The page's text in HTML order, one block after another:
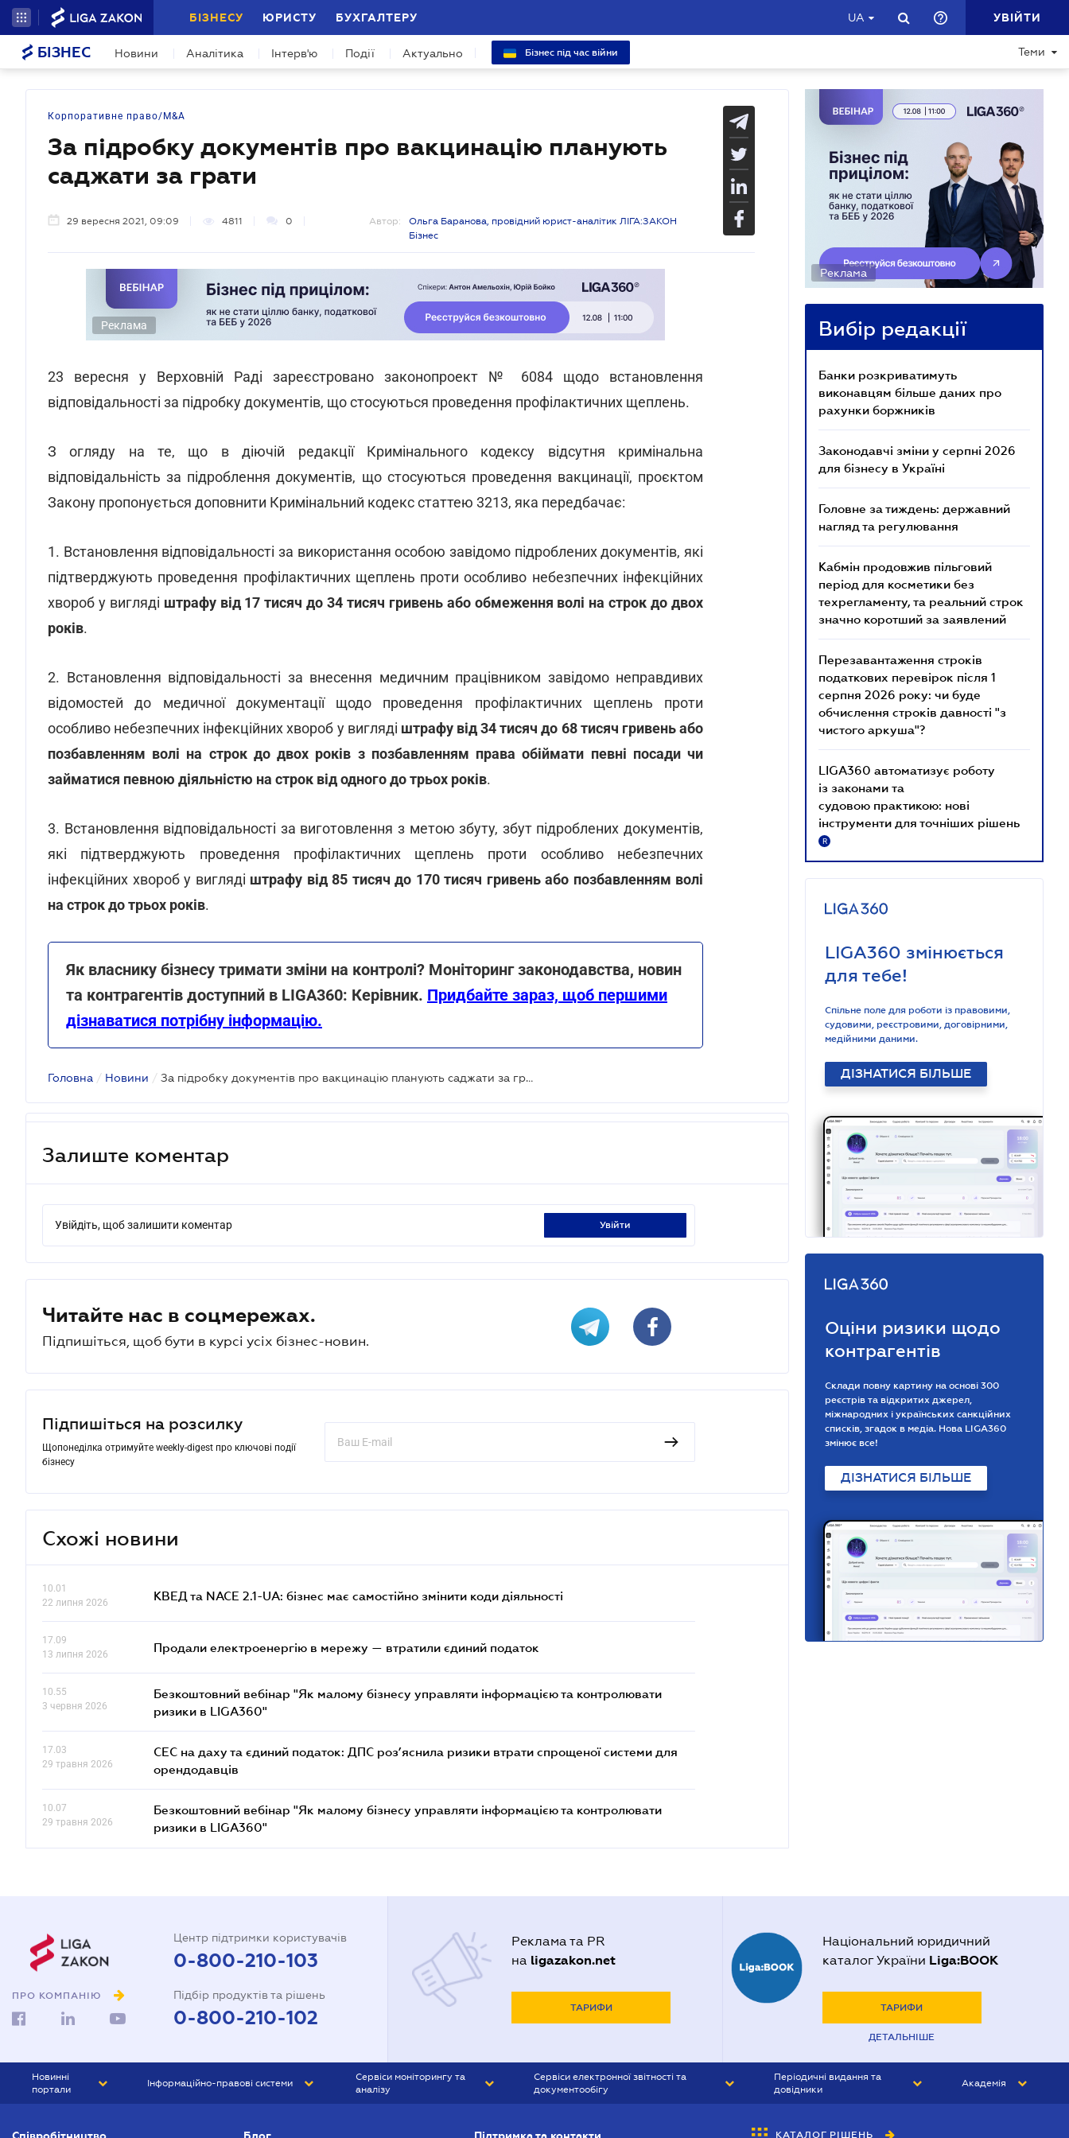
БІЗНЕСУ ЮРИСТУ БУХГАЛТЕРУ UA УВІЙТИ
БІЗНЕС Новини Аналітика Інтерв'ю Події Актуально Бізнес під час війни Теми
Корпоративне право/M&A
За підробку документів про вакцинацію планують
саджати за грати
29 вересня 2021, 09:09 4811 0 Автор:
Ольга Баранова, провідний юрист-аналітик ЛІГА:ЗАКОН
Бізнес
Реклама
23 вересня у Верховній Раді зареєстровано законопроект № 6084 щодо встановлення
відповідальності за підробку документів, що стосуються проведення профілактичних щеплень.
З огляду на те, що в діючій редакції Кримінального кодексу відсутня кримінальна
відповідальність за підроблення документів, що стосуються проведення вакцинації, проєктом
Закону пропонується доповнити Кримінальний кодекс статтею 3213, яка передбачає:
1. Встановлення відповідальності за використання особою завідомо підроблених документів, які
підтверджують проведення профілактичних щеплень проти особливо небезпечних інфекційних
хвороб у вигляді штрафу від 17 тисяч до 34 тисяч гривень або обмеження волі на строк до двох
років.
2. Встановлення відповідальності за внесення медичним працівником завідомо неправдивих
відомостей до медичної документації щодо проведення профілактичних щеплень проти
особливо небезпечних інфекційних хвороб у вигляді штрафу від 34 тисяч до 68 тисяч гривень або
позбавленням волі на строк до двох років з позбавленням права обіймати певні посади чи
займатися певною діяльністю на строк від одного до трьох років.
3. Встановлення відповідальності за виготовлення з метою збуту, збут підроблених документів,
які підтверджують проведення профілактичних щеплень проти особливо небезпечних
інфекційних хвороб у вигляді штрафу від 85 тисяч до 170 тисяч гривень або позбавленням волі
на строк до трьох років.
Як власнику бізнесу тримати зміни на контролі? Моніторинг законодавства, новин
та контрагентів доступний в LIGA360: Керівник. Придбайте зараз, щоб першими
дізнаватися потрібну інформацію.
Головна / Новини / За підробку документів про вакцинацію планують саджати за грати
Залиште коментар
Увійдіть, щоб залишити коментар увійти
Читайте нас в соцмережах.
Підпишіться, щоб бути в курсі усіх бізнес-новин.
Підпишіться на розсилку
Щопонеділка отримуйте weekly-digest про ключові події
бізнесу
Схожі новини
10.01
22 липня 2026
КВЕД та NACE 2.1-UA: бізнес має самостійно змінити коди діяльності
17.09
13 липня 2026
Продали електроенергію в мережу — втратили єдиний податок
10.55
3 червня 2026
Безкоштовний вебінар "Як малому бізнесу управляти інформацією та контролювати
ризики в LIGA360"
17.03
29 травня 2026
СЕС на даху та єдиний податок: ДПС роз’яснила ризики втрати спрощеної системи для
орендодавців
10.07
29 травня 2026
Безкоштовний вебінар "Як малому бізнесу управляти інформацією та контролювати
ризики в LIGA360"
Реклама
Вибір редакції
Банки розкриватимуть
виконавцям більше даних про
рахунки боржників
Законодавчі зміни у серпні 2026
для бізнесу в Україні
Головне за тиждень: державний
нагляд та регулювання
Кабмін продовжив пільговий
період для косметики без
техрегламенту, та реальний строк
значно коротший за заявлений
Перезавантаження строків
податкових перевірок після 1
серпня 2026 року: чи буде
обчислення строків давності "з
чистого аркуша"?
LIGA360 автоматизує роботу
із законами та
судовою практикою: нові
інструменти для точніших рішень
R
LIGA360 змінюється
для тебе!
Спільне поле для роботи із правовими,
судовими, реєстровими, договірними,
медійними даними.
ДІЗНАТИСЯ БІЛЬШЕ
Оціни ризики щодо
контрагентів
Склади повну картину на основі 300
реєстрів та відкритих джерел,
міжнародних і українських санкційних
списків, згадок в медіа. Нова LIGA360
змінює все!
ДІЗНАТИСЯ БІЛЬШЕ
ПРО КОМПАНІЮ
Центр підтримки користувачів
0-800-210-103
Підбір продуктів та рішень
0-800-210-102
Реклама та PR
на ligazakon.net
ТАРИФИ
Національний юридичний
каталог України Liga:BOOK
ТАРИФИ
ДЕТАЛЬНІШЕ
Новинні
портали
Інформаційно-правові системи
Сервіси моніторингу та
аналізу
Сервіси електронної звітності та
документообігу
Періодичні видання та
довідники
Академія
КАТАЛОГ РІШЕНЬ